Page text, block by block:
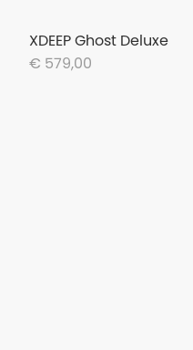
XDEEP Ghost Deluxe
€ 579,00